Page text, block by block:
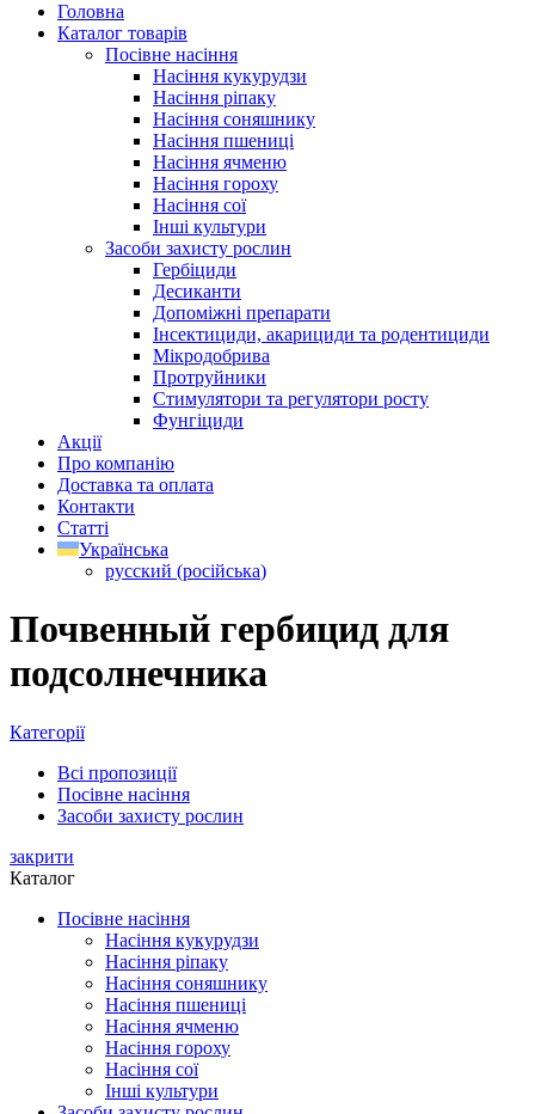
Головна
Каталог товарів
Посівне насіння
Насіння кукурудзи
Насіння ріпаку
Насіння соняшнику
Насіння пшениці
Насіння ячменю
Насіння гороху
Насіння сої
Інші культури
Засоби захисту рослин
Гербіциди
Десиканти
Допоміжні препарати
Інсектициди, акарициди та родентициди
Мікродобрива
Протруйники
Стимулятори та регулятори росту
Фунгіциди
Акції
Про компанію
Доставка та оплата
Контакти
Статті
Українська
русский (російська)
Почвенный гербицид для
подсолнечника
Категорії
Всі пропозиції
Посівне насіння
Засоби захисту рослин
закрити
Каталог
Посівне насіння
Насіння кукурудзи
Насіння ріпаку
Насіння соняшнику
Насіння пшениці
Насіння ячменю
Насіння гороху
Насіння сої
Інші культури